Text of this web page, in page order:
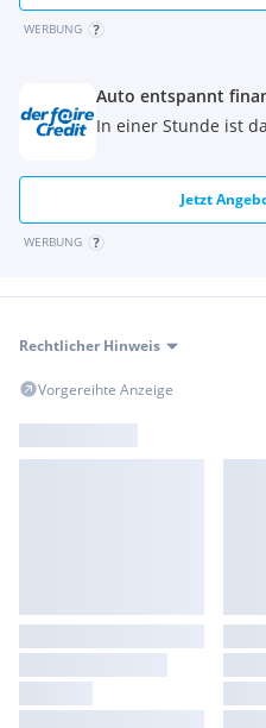
WERBUNG
Auto entspannt
In einer Stunde ist
Jetzt
WERBUNG
Rechtlicher Hinweis
Vorgereihte Anzeige